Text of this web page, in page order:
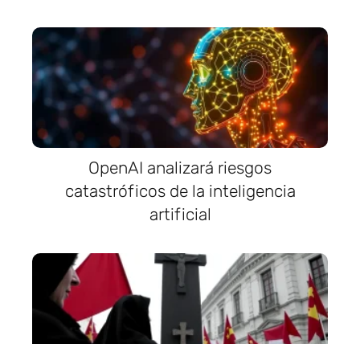
OpenAI analizará riesgos
catastróficos de la inteligencia
artificial